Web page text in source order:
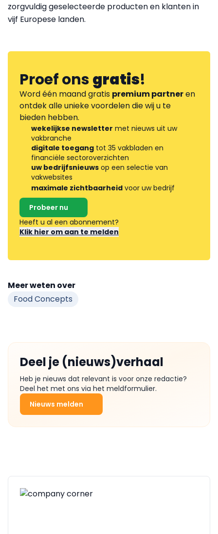
zorgvuldig geselecteerde producten en klanten in
vijf Europese landen.
Proef onsgratis!
Word één maand gratis premium partneren
ontdek alle unieke voordelen die wij u te
bieden hebben.
wekelijkse newsletter met nieuws uit uw
vakbranche
digitale toegang tot 35 vakbladen en
financiële sectoroverzichten
uw bedrijfsnieuws op een selectie van
vakwebsites
maximale zichtbaarheid voor uw bedrijf
Probeer nu
Heeft u al een abonnement?
Klik hier om aan te melden
Meer weten over
Food Concepts
Deel je (nieuws)verhaal
Heb je nieuws dat relevant is voor onze redactie?
Deel het met ons via het meldformulier.
Nieuws melden